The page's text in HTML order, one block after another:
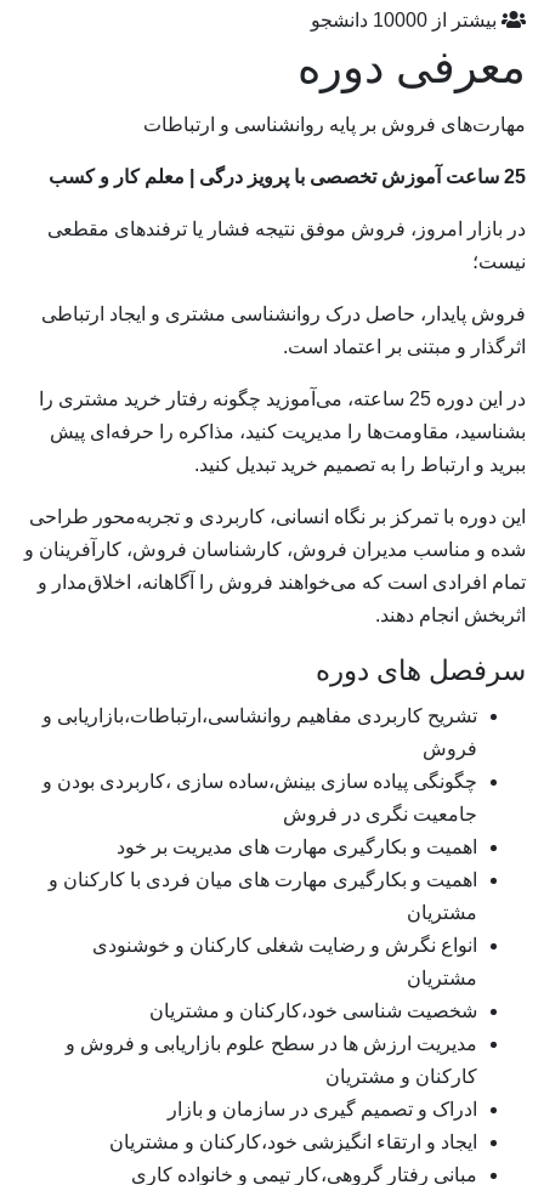
بیشتر از 10000 دانشجو
معرفی دوره
مهارت‌های فروش بر پایه روانشناسی و ارتباطات
25 ساعت آموزش تخصصی با پرویز درگی | معلم کار و کسب
در بازار امروز، فروش موفق نتیجه فشار یا ترفندهای مقطعی
نیست؛
فروش پایدار، حاصل درک روانشناسی مشتری و ایجاد ارتباطی
اثرگذار و مبتنی بر اعتماد است.
در این دوره 25 ساعته، می‌آموزید چگونه رفتار خرید مشتری را
بشناسید، مقاومت‌ها را مدیریت کنید، مذاکره را حرفه‌ای پیش
ببرید و ارتباط را به تصمیم خرید تبدیل کنید.
این دوره با تمرکز بر نگاه انسانی، کاربردی و تجربه‌محور طراحی
شده و مناسب مدیران فروش، کارشناسان فروش، کارآفرینان و
تمام افرادی است که می‌خواهند فروش را آگاهانه، اخلاق‌مدار و
اثربخش انجام دهند.
سرفصل های دوره
تشریح کاربردی مفاهیم روانشاسی،ارتباطات،بازاریابی و
فروش
چگونگی پیاده سازی بینش،ساده سازی ،کاربردی بودن و
جامعیت نگری در فروش
اهمیت و بکارگیری مهارت های مدیریت بر خود
اهمیت و بکارگیری مهارت های میان فردی با کارکنان و
مشتریان
انواع نگرش و رضایت شغلی کارکنان و خوشنودی
مشتریان
شخصیت شناسی خود،کارکنان و مشتریان
مدیریت ارزش ها در سطح علوم بازاریابی و فروش و
کارکنان و مشتریان
ادراک و تصمیم گیری در سازمان و بازار
ایجاد و ارتقاء انگیزشی خود،کارکنان و مشتریان
مبانی رفتار گروهی،کار تیمی و خانواده کاری